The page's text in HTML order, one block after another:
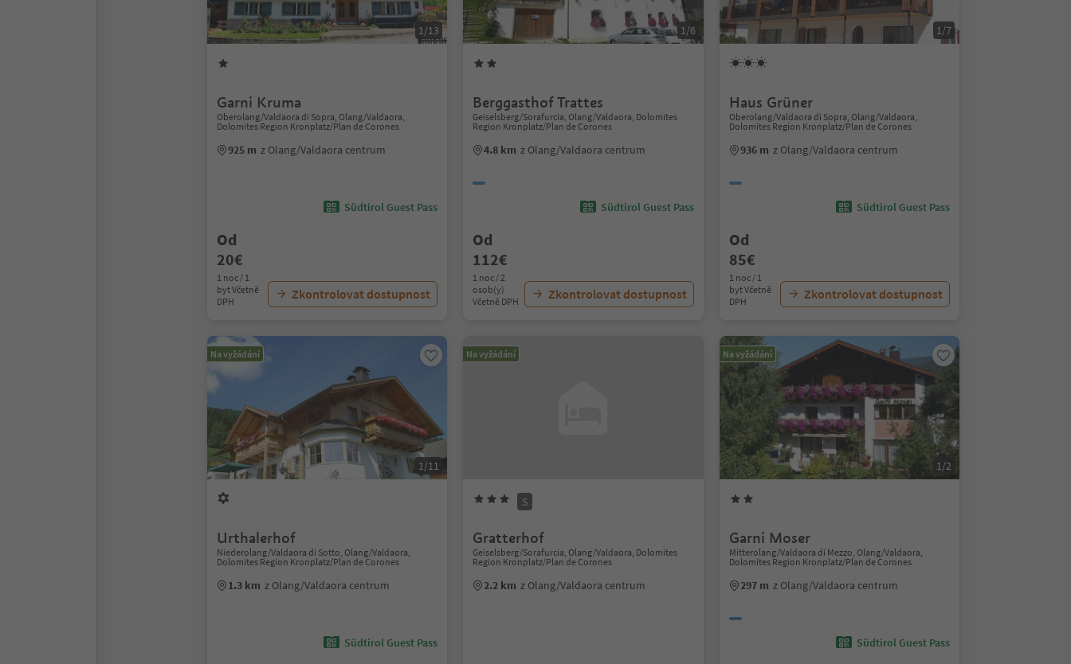
1/13
Garni Kruma
Oberolang/Valdaora di Sopra, Olang/Valdaora,
Dolomites Region Kronplatz/Plan de Corones
925 m z Olang/Valdaora centrum
Südtirol Guest Pass
Od
20€
1 noc / 1
byt Včetně
DPH
Zkontrolovat dostupnost
1/6
Berggasthof Trattes
Geiselsberg/Sorafurcia, Olang/Valdaora, Dolomites
Region Kronplatz/Plan de Corones
4.8 km z Olang/Valdaora centrum
Südtirol Guest Pass
Od
112€
1 noc / 2
osob(y)
Včetně DPH
Zkontrolovat dostupnost
1/7
Haus Grüner
Oberolang/Valdaora di Sopra, Olang/Valdaora,
Dolomites Region Kronplatz/Plan de Corones
936 m z Olang/Valdaora centrum
Südtirol Guest Pass
Od
85€
1 noc / 1
byt Včetně
DPH
Zkontrolovat dostupnost
Na vyžádání
1/11
Urthalerhof
Niederolang/Valdaora di Sotto, Olang/Valdaora,
Dolomites Region Kronplatz/Plan de Corones
1.3 km z Olang/Valdaora centrum
Südtirol Guest Pass
Na vyžádání
S
Gratterhof
Geiselsberg/Sorafurcia, Olang/Valdaora, Dolomites
Region Kronplatz/Plan de Corones
2.2 km z Olang/Valdaora centrum
Na vyžádání
1/2
Garni Moser
Mitterolang/Valdaora di Mezzo, Olang/Valdaora,
Dolomites Region Kronplatz/Plan de Corones
297 m z Olang/Valdaora centrum
Südtirol Guest Pass